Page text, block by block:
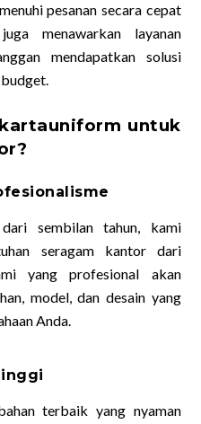
pesanan secara cepat
menawarkan layanan
mendapatkan solusi
untuk
sembilan tahun, kami
seragam kantor dari
yang profesional akan
model, dan desain yang
Anda.
terbaik yang nyaman